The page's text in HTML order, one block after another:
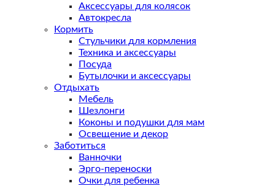
Аксессуары для колясок
Автокресла
Кормить
Стульчики для кормления
Техника и аксессуары
Посуда
Бутылочки и аксессуары
Отдыхать
Мебель
Шезлонги
Коконы и подушки для мам
Освещение и декор
Заботиться
Ванночки
Эрго-переноски
Очки для ребенка